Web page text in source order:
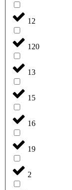
12
120
13
15
16
19
2